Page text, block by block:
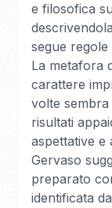
e filosofica
segue
La metafora
carattere
volte
risultati
aspettative e
Gervaso
preparato
identificata